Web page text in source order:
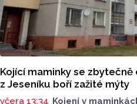
Kojící maminky se
z Jeseníku boří zažité mýty
včera 13:34 Kojení v